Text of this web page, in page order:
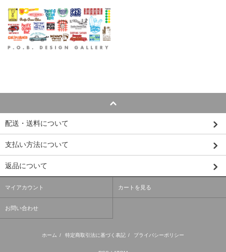
配送・送料について
支払い方法について
返品について
マイアカウント カートを見る
お問い合わせ
ホーム / 特定商取引法に基づく表記 / プライバシーポリシー